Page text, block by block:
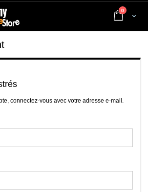
Cart
0 articles
connectez-vous avec votre adresse e-mail.